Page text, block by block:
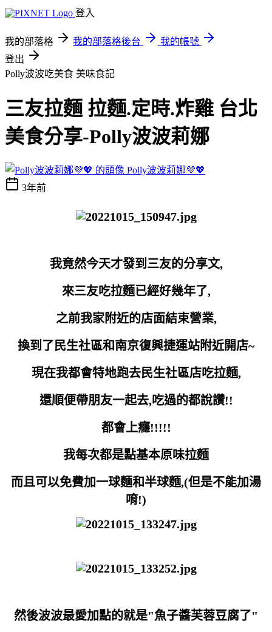
登入
我的部落格 我的部落格後台
我的帳號
登出
Polly波波吃美食 美味食記
三友拉麵 拉麵.定時.炸雞 台北
美食分享-Polly波波莉娜
Polly波波莉娜💜💖
3年前
我竟然今天才發到三友的分享文,
來三友吃拉麵已經好幾年了,
之前我家附近的店面結束營業,
換到了民生社區和南京復興捷運站附近開店~
現在我都會特地跑去民生社區店吃拉麵,
還順便帶朋友一起去,吃過的都說讚!!
都會上癮!!!!!
我每次都是點基本原味拉麵
而且可以免費加一球麵和半球麵,(但是不能加湯
唷!)
然後波波最愛加點的就是"魚子醬芙蓉豆腐了"